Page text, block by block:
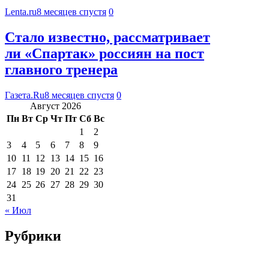
Lenta.ru8 месяцев спустя 0
Стало известно, рассматривает
ли «Спартак» россиян на пост
главного тренера
Газета.Ru8 месяцев спустя 0
Август 2026
Пн Вт Ср Чт Пт Сб Вс
1
2
3
4 5 6 7 8
9
10 11 12 13 14 15 16
17 18 19 20 21 22 23
24 25 26 27 28 29 30
31
« Июл
Рубрики